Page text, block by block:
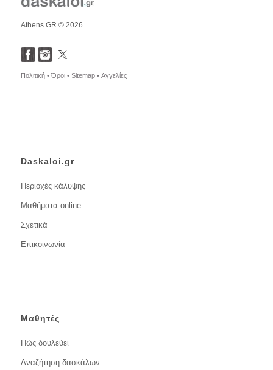
Athens GR © 2026
Πολιτική •Όροι • Sitemap • Αγγελίες
Daskaloi.gr
Περιοχές κάλυψης
Μαθήματα online
Σχετικά
Επικοινωνία
Μαθητές
Πώς δουλεύει
Αναζήτηση δασκάλων